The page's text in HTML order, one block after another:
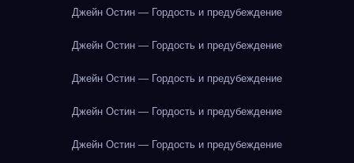
Джейн Остин — Гордость и предубеждение
Джейн Остин — Гордость и предубеждение
Джейн Остин — Гордость и предубеждение
Джейн Остин — Гордость и предубеждение
Джейн Остин — Гордость и предубеждение